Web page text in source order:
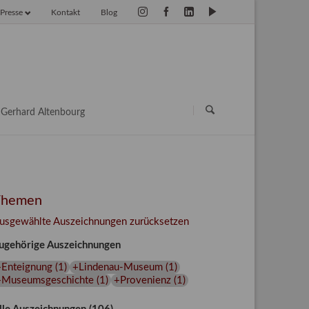
Blog
Kontakt
Presse
Gerhard Altenbourg
Auszeichnungen zurücksetzen
Auszeichnungen
(1 ) +Lindenau-Museum(1 )
(1 ) +Provenienz(1 )